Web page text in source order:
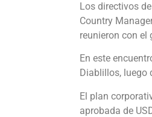
Los directivos
Country
reunieron con el
En este
Diablillos, luego
El plan
aprobada de